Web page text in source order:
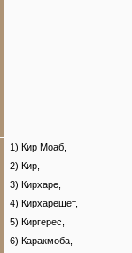
1) Кир Моаб,
2) Кир,
3) Кирхаре,
4) Кирхарешет,
5) Киргерес,
6) Каракмоба,